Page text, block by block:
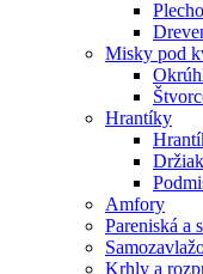
Misky pod
Hrantíky
Amfory
Pareniská a
Krhly a